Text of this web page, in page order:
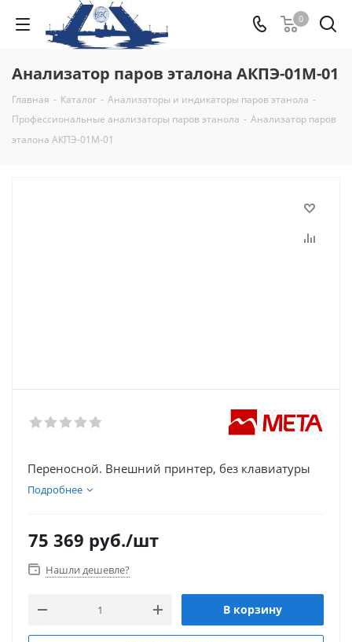
0
Анализатор паров эталона АКПЭ-01М-01
Главная - Каталог - Анализаторы и индикаторы паров этанола -
Профессиональные анализаторы паров этанола - Анализатор паров
эталона АКПЭ-01М-01
Переносной. Внешний принтер, без клавиатуры
Подробнее
75 369 руб./шт
Нашли дешевле?
В корзину